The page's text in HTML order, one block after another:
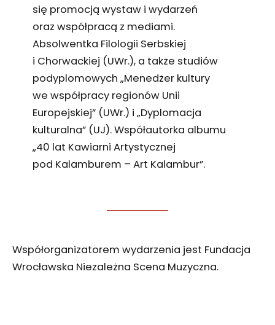
się promocją wystaw i wydarzeń
oraz współpracą z mediami.
Absolwentka Filologii Serbskiej
i Chorwackiej (UWr.), a także studiów
podyplomowych „Menedżer kultury
we współpracy regionów Unii
Europejskiej” (UWr.) i „Dyplomacja
kulturalna” (UJ). Współautorka albumu
„40 lat Kawiarni Artystycznej
pod Kalamburem – Art Kalambur”.
Współorganizatorem wydarzenia jest Fundacja
Wrocławska Niezależna Scena Muzyczna.